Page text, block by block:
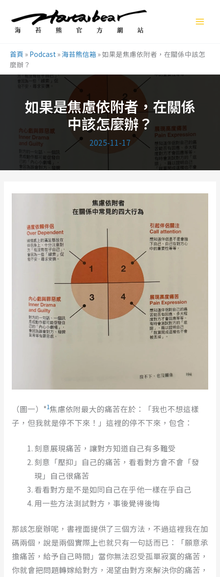
容
首頁 » Podcast »海苔熊信箱 »如果是焦慮依附者，在關係中該怎
麼辦？
如果是焦慮依附者，在關係
中該怎麼辦？
2025-11-17
（圖一）*1焦慮依附最大的痛苦在於：「我也不想這樣
子，但我就是停不下來！」這裡的停不下來，包含：
刻意展現痛苦，讓對方知道自己有多難受
刻意「壓抑」自己的痛苦，看看對方會不會「發
現」自己很痛苦
看看對方是不是如同自己在乎他一樣在乎自己
用一些方法測試對方，事後覺得後悔
那該怎麼辦呢，書裡面提供了三個方法，不過這裡我在加
碼兩個，說是兩個實際上也就只有一句話而已：「願意承
擔痛苦，給予自己時間」當你無法忍受孤單寂寞的痛苦，
你就會把問題轉嫁給對方，渴望由對方來解決你的痛苦，